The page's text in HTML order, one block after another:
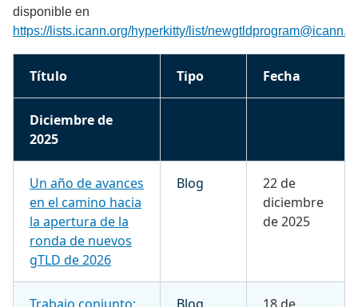
disponible en
https://lists.icann.org/hyperkitty/list/
Título Tipo Fecha
Diciembre de
2025
Un año de avances
en el camino hacia
la apertura de la
ronda de nuevos
gTLD de 2026
Blog
22 de
diciembre
de 2025